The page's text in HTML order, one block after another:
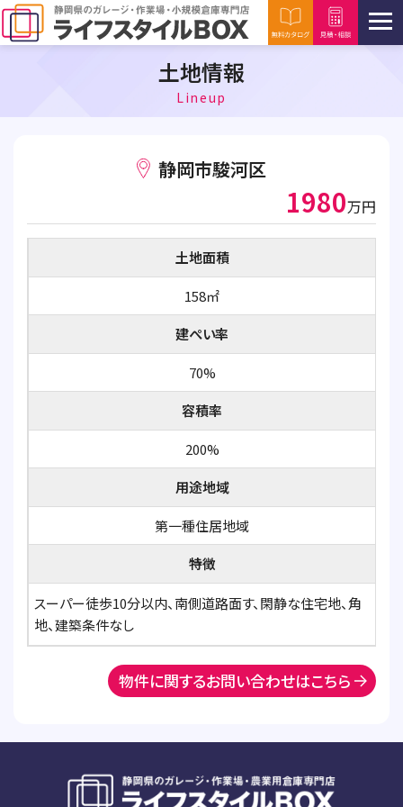
土地情報
Lineup
静岡市駿河区
1980万円
土地面積
158㎡
建ぺい率
70%
容積率
200%
用途地域
第一種住居地域
特徴
スーパー徒歩10分以内、南側道路面す、閑静な住宅地、角
地、建築条件なし
物件に関するお問い合わせはこちら